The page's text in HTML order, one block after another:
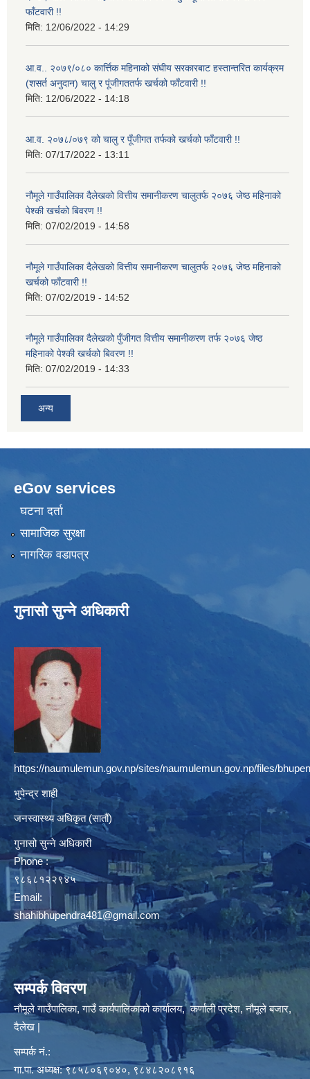
फाँटवारी !!
मिति: 12/06/2022 - 14:29
आ.व.. २०७९/०८० कार्त्तिक महिनाको संघीय सरकारबाट हस्तान्तरित कार्यक्रम
(शसर्त अनुदान) चालु र पूंजीगततर्फ खर्चको फाँटवारी !!
मिति: 12/06/2022 - 14:18
आ.व. २०७८/०७९ को चालु र पूँजीगत तर्फको खर्चको फाँटवारी !!
मिति: 07/17/2022 - 13:11
नौमूले गाउँपालिका दैलेखको वित्तीय समानीकरण चालुतर्फ २०७६ जेष्ठ महिनाको
पेश्की खर्चको बिवरण !!
मिति: 07/02/2019 - 14:58
नौमूले गाउँपालिका दैलेखको वित्तीय समानीकरण चालुतर्फ २०७६ जेष्ठ महिनाको
खर्चको फाँटवारी !!
मिति: 07/02/2019 - 14:52
नौमूले गाउँपालिका दैलेखको पुँजीगत वित्तीय समानीकरण तर्फ २०७६ जेष्ठ
महिनाको पेश्की खर्चको बिवरण !!
मिति: 07/02/2019 - 14:33
अन्य
eGov services
घटना दर्ता
सामाजिक सुरक्षा
नागरिक वडापत्र
गुनासो सुन्ने अधिकारी
https://naumulemun.gov.np/sites/naumulemun.gov.np/files/
भुपेन्द्र शाही
जनस्वास्थ्य अधिकृत (सातौं)
गुनासो सुन्ने अधिकारी
Phone :
९८६८१२२९४५
Email:
shahibhupendra481@gmail.com
सम्पर्क विवरण
नौमूले गाउँपालिका, गाउँ कार्यपालिकाको कार्यालय, कर्णाली प्रदेश, नौमूले बजार,
दैलेख |
सम्पर्क नं.:
गा.पा. अध्यक्ष: ९८५८०६९०४०, ९८४८२०८९१६